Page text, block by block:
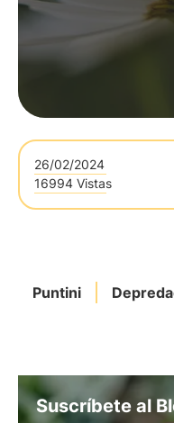
26/02/2024
16994 Vistas
Puntini
Suscríbete al